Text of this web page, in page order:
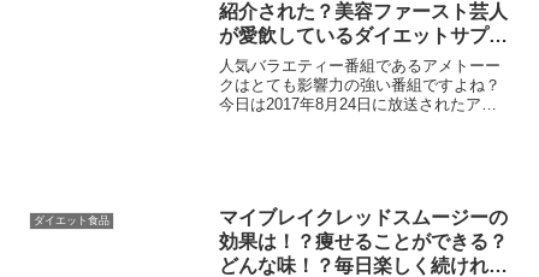
紹介された？美容ファースト芸人
が愛飲しているダイエットサプリ
が特別に７０％OFFの９９０円！
人気バラエティー番組であるアメトーー
クはとても影響力の強い番組ですよね？
今日は2017年8月24日に放送されたアメ
ダイエット食品
マイブレイクレッドスムージーの
効果は！？痩せることができる？
どんな味！？毎日楽しく続けれる